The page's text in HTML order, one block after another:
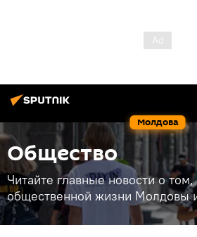
Молдова
Общество
Читайте главные новости о
общественной жизни Молдовы